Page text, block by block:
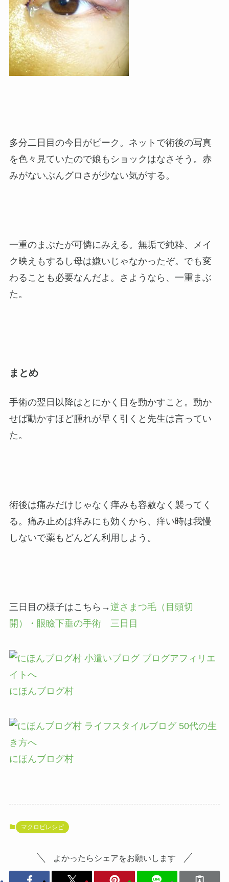
多分二日目の今日がピーク。ネットで術後の写真
を色々見ていたので娘もショックはなさそう。赤
みがないぶんグロさが少ない気がする。
一重のまぶたが可憐にみえる。無垢で純粋、メイ
ク映えもするし母は嫌いじゃなかったぞ。でも変
わることも必要なんだよ。さようなら、一重まぶ
た。
まとめ
手術の翌日以降はとにかく目を動かすこと。動か
せば動かすほど腫れが早く引くと先生は言ってい
た。
術後は痛みだけじゃなく痒みも容赦なく襲ってく
る。痛み止めは痒みにも効くから、痒い時は我慢
しないで薬もどんどん利用しよう。
三日目の様子はこちら→逆さまつ毛（目頭切
開）・眼瞼下垂の手術 三日目
にほんブログ村
にほんブログ村
マクロビレシピ
よかったらシェアをお願いします